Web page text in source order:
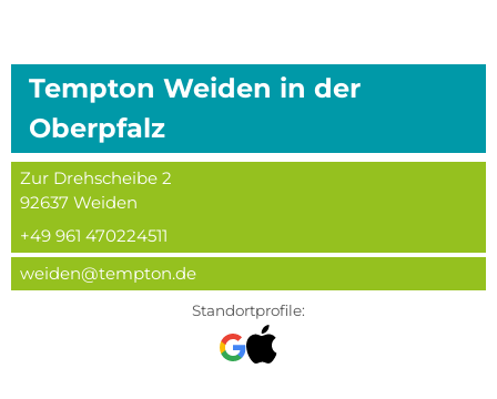
Tempton Weiden in der
Oberpfalz
Zur Drehscheibe 2
92637 Weiden
+49 961 470224511
weiden@tempton.de
Standortprofile: